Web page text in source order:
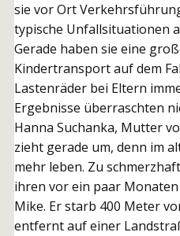
sie vor Ort
typische Unfallsituationen
Gerade haben sie eine
Kindertransport auf dem
Lastenräder bei Eltern
Ergebnisse überraschten
Hanna Suchanka, Mutter
zieht gerade um, denn im
mehr leben. Zu
ihren vor ein paar
Mike. Er starb 400 Meter
entfernt auf einer